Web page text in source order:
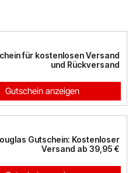
für kostenlosen Versand
und Rückversand
Gutschein anzeigen
Gutschein: Kostenloser
Versand ab 39,95 €